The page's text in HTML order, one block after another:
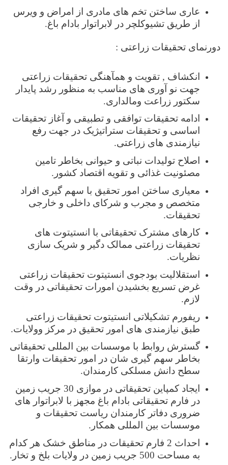
عاری ساختن تخم های مادری از امراض و ویرس
از طریق تشیوکلچر در لابراتوار بادام باغ.
دورنمای تحقیقات زراعتی :
انکشاف , تقویت و همآهنگی تحقیقات زراعتی
جهت نو آوری های مناسب به منظور رشد پایدار
سکتور زراعت ومالداری.
ادامه تحقیقات توافقی و تطبیقی و آغاز تحقیقات
اساسی و تحقیقات ستراتیژیک در جهت رفع
نیازمندی های زراعتی.
اصلاح تولیدات نباتی و حیوانی بخاطر تامین
مصئونیت غذائی و تقویه اقتصاد کشور.
معیاری ساختن امور تحقیق با سهم گیری افراد
متخصص و مجرب و شرکای داخلی و خارجی
تحقیقات.
کارهای مشترک تحقیقاتی با انستیتوت های
تحقیقات زراعتی ممالک دگیر و شریک سازی
نظریات.
استقلالیت بودجوی انستیتوت تحقیقات زراعتی
غرض تسریع بخشیدن امورات تحقیقاتی در وقت
لازم.
ریفورم تشکیلاتی انستیتوت تحقیقات زراعتی
طبق نیازمندی های امور تحقیق در مرکز وولایات.
گسترش روابط با موسسات بین المللی تحقیقاتی
بخاطر سهم گیری شان در امور تحقیقات وارتقا
سطح دانش مسلکی کارمندان.
ایجاد کمپاین تحقیقاتی در موازی 30 جریب زمین
در فارم تحقیقاتی بادام باغ مجهز با لابراتوار های
ضروری دفاتر کارمندان ریاست تحقیقات و
موسسات بین المللی همکار.
احداث 2 فارم تحقیقات در مناطق خشک هر کدام
به مساحت 500 جریب زمین در ولایات بلخ و تخار.